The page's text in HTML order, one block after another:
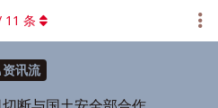
资讯流
11 条